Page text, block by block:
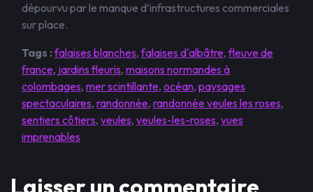
dépourvu par le manque d’infrastructures commerciales
sur place.
Tags :falaises blanches,falaises d'albâtre,fleuve de
france, jardins fleuris, maisons normandes à
colombages, mer scintillante, océan, paysages
spectaculaires, randonnée, randonnée veules les roses,
sentiers côtiers, veules, veules-les-roses, vues
imprenables
Laisser un commentaire